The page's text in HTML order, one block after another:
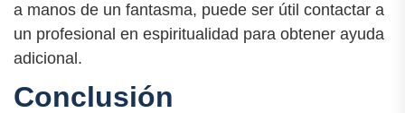
a manos de un fantasma, puede ser útil contactar a
un profesional en espiritualidad para obtener ayuda
adicional.
Conclusión